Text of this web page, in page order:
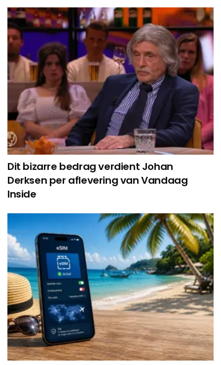
Dit bizarre bedrag verdient Johan
Derksen per aflevering van Vandaag
Inside